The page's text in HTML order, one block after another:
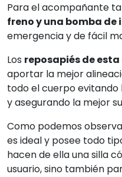
Para el acompañante
freno y una bomba de
emergencia y de fácil
Los reposapiés de
aportar la mejor
todo el cuerpo evitando
y asegurando la mejor
Como podemos
es ideal y posee todo
hacen de ella una silla
usuario, sino también